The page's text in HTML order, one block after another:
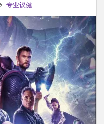
专业议健